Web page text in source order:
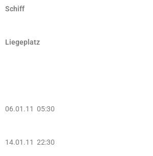
Schiff
Liegeplatz
06.01.11 05:30
14.01.11 22:30